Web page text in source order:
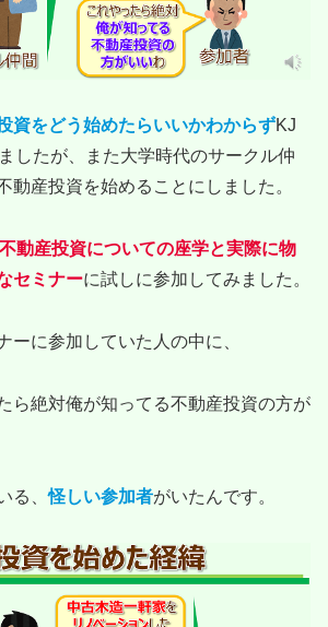
資をどう始めたらいいかわからずKJ
したが、また大学時代のサークル仲
動産投資を始めることにしました。
不動産投資についての座学と実際に物
セミナーに試しに参加してみました。
ーに参加していた人の中に、
ら絶対俺が知ってる不動産投資の方が
る、怪しい参加者がいたんです。